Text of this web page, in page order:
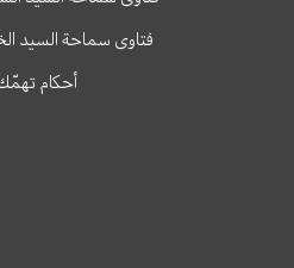
فتاوى سماحة السيد
أحكام